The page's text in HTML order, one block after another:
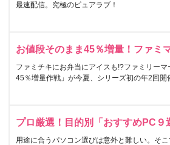
最速配信。究極のピュアラブ！
お値段そのまま45％増量！ファミ
ファミチキにお弁当にアイスも!?ファミリー
45％増量作戦」が今夏、シリーズ初の年2回開
プロ厳選！目的別「おすすめPC９
用途に合うパソコン選びは意外と難しい。そ